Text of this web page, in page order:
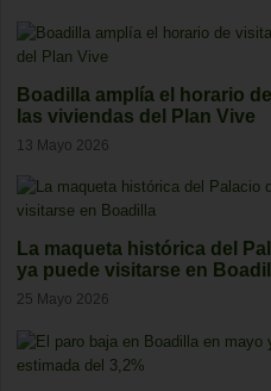
Boadilla amplía el horario
las viviendas del Plan Vive
13 Mayo 2026
La maqueta histórica del
ya puede visitarse en
25 Mayo 2026